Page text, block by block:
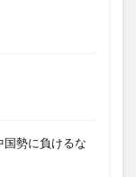
勢に負けるな